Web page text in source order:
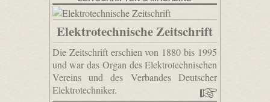
Elektrotechnische Zeitschrift
Die Zeitschrift erschien von 1880 bis 1995
und war das Organ des Elektrotechnischen
Vereins und des Verbandes Deutscher
Elektrotechniker.